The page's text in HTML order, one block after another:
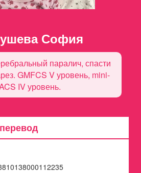
София
паралич, спасти
GMFCS V уровень, mini-
IV уровень.